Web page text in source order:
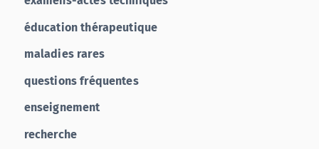
éducation thérapeutique
maladies rares
questions fréquentes
enseignement
recherche